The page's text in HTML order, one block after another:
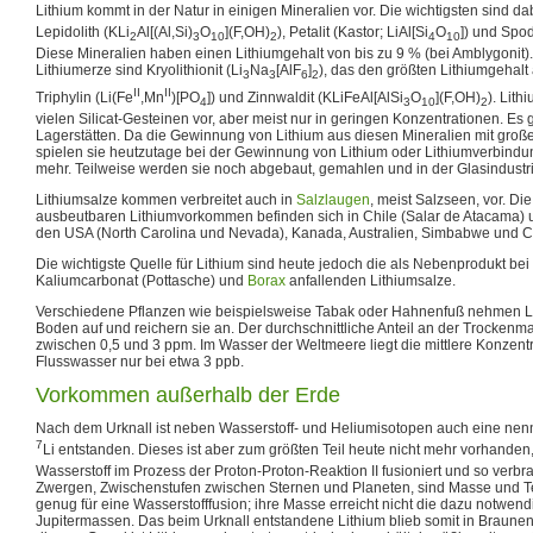
Lithium kommt in der Natur in einigen Mineralien vor. Die wichtigsten sind
Lepidolith (KLi2Al[(Al,Si)3O10](F,OH)2), Petalit (Kastor; LiAl[Si4O10]) und
Diese Mineralien haben einen Lithiumgehalt von bis zu 9 % (bei
Lithiumerze sind Kryolithionit (Li3 Na3 [AlF6]2), das den größten
Triphylin (Li(FeII,MnII)[PO4]) und Zinnwaldit (KLiFeAl[AlSi3O10](F,OH)2).
vielen Silicat-Gesteinen vor, aber meist nur in geringen Konzentrationen. Es
Lagerstätten. Da die Gewinnung von Lithium aus diesen Mineralien mit
spielen sie heutzutage bei der Gewinnung von Lithium oder
mehr. Teilweise werden sie noch abgebaut, gemahlen und in der
Lithiumsalze kommen verbreitet auch in Salzlaugen, meist Salzseen, vor.
ausbeutbaren Lithiumvorkommen befinden sich in Chile (Salar de Atacama)
den USA (North Carolina und Nevada), Kanada, Australien, Simbabwe und
Die wichtigste Quelle für Lithium sind heute jedoch die als Nebenprodukt
Kaliumcarbonat (Pottasche) und Borax anfallenden Lithiumsalze.
Verschiedene Pflanzen wie beispielsweise Tabak oder Hahnenfuß nehmen
Boden auf und reichern sie an. Der durchschnittliche Anteil an der
zwischen 0,5 und 3 ppm. Im Wasser der Weltmeere liegt die mittlere
Flusswasser nur bei etwa 3 ppb.
Vorkommen außerhalb der Erde
Nach dem Urknall ist neben Wasserstoff- und Heliumisotopen auch eine
7 Li entstanden. Dieses ist aber zum größten Teil heute nicht mehr
Wasserstoff im Prozess der Proton-Proton-Reaktion II fusioniert und so
Zwergen, Zwischenstufen zwischen Sternen und Planeten, sind Masse und
genug für eine Wasserstofffusion; ihre Masse erreicht nicht die dazu
Jupitermassen. Das beim Urknall entstandene Lithium blieb somit in